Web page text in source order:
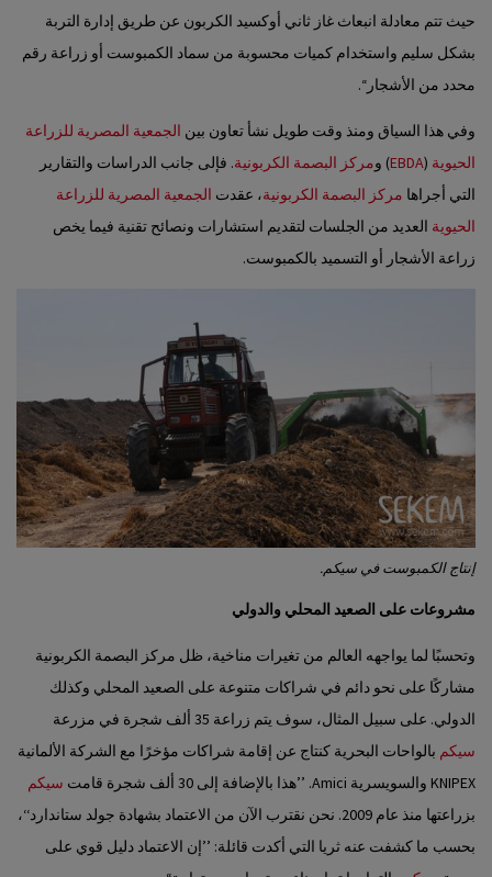
حيث تتم معادلة انبعاث غاز ثاني أوكسيد الكربون عن طريق إدارة التربة
بشكل سليم واستخدام كميات محسوبة من سماد الكمبوست أو زراعة رقم
محدد من الأشجار‘‘.
وفي هذا السياق ومنذ وقت طويل نشأ تعاون بين الجمعية المصرية للزراعة
الحيوية (
EBDA) ومركز البصمة الكربونية. فإلى جانب الدراسات والتقارير
التي أجراها مركز البصمة الكربونية، عقدت الجمعية المصرية للزراعة
الحيوية العديد من الجلسات لتقديم استشارات ونصائح تقنية فيما يخص
زراعة الأشجار أو التسميد بالكمبوست.
إنتاج الكمبوست في سيكم.
مشروعات على الصعيد المحلي والدولي
وتحسبًا لما يواجهه العالم من تغيرات مناخية، ظل مركز البصمة الكربونية
مشاركًا على نحو دائم في شراكات متنوعة على الصعيد المحلي وكذلك
الدولي. على سبيل المثال، سوف يتم زراعة 35 ألف شجرة في مزرعة
سيكم بالواحات البحرية كنتاج عن إقامة شراكات مؤخرًا مع الشركة الألمانية
KNIPEX والسويسرية Amici. ’’هذا بالإضافة إلى 30 ألف شجرة قامت
سيكم
بزراعتها منذ عام 2009. نحن نقترب الآن من الاعتماد بشهادة جولد ستاندارد‘‘،
بحسب ما كشفت عنه ثريا التي أكدت قائلة: ’’إن الاعتماد دليل قوي على